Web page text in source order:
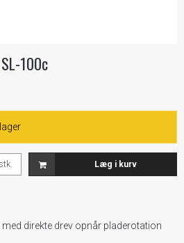
100c
stk. Læg i kurv
direkte drev opnår pladerotation